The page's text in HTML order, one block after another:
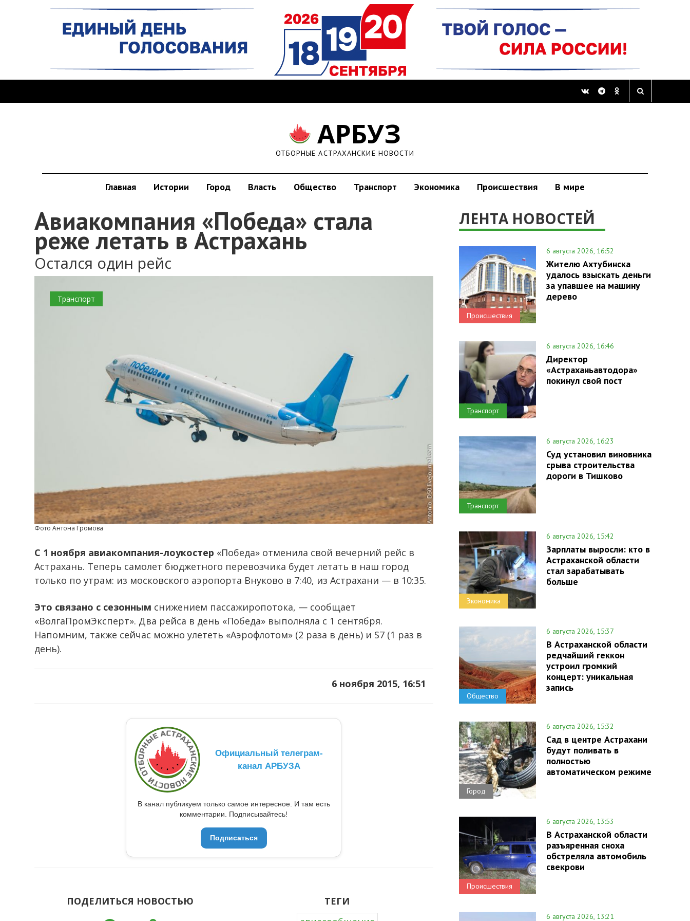
АРБУЗ
ОТБОРНЫЕ АСТРАХАНСКИЕ НОВОСТИ
Главная Истории Город Власть Общество Транспорт Экономика Происшествия В мире
Авиакомпания «Победа» стала
реже летать в Астрахань
Остался один рейс
Транспорт
Фото Антона Громова
С 1 ноября авиакомпания-лоукостер «Победа» отменила свой вечерний рейс в
Астрахань. Теперь самолет бюджетного перевозчика будет летать в наш город
только по утрам: из московского аэропорта Внуково в 7:40, из Астрахани — в 10:35.
Это связано с сезонным снижением пассажиропотока, — сообщает
«ВолгаПромЭксперт». Два рейса в день «Победа» выполняла с 1 сентября.
Напомним, также сейчас можно улететь «Аэрофлотом» (2 раза в день) и S7 (1 раз в
день).
6 ноября 2015, 16:51
Официальный телеграм-
канал АРБУЗА
В канал публикуем только самое интересное. И там есть
комментарии. Подписывайтесь!
Подписаться
ПОДЕЛИТЬСЯ НОВОСТЬЮ
ТЕГИ
ЛЕНТА НОВОСТЕЙ
Происшествия
6 августа 2026, 16:52
Жителю Ахтубинска
удалось взыскать деньги
за упавшее на машину
дерево
Транспорт
6 августа 2026, 16:46
Директор
«Астраханьавтодора»
покинул свой пост
Транспорт
6 августа 2026, 16:23
Суд установил виновника
срыва строительства
дороги в Тишково
Экономика
6 августа 2026, 15:42
Зарплаты выросли: кто в
Астраханской области
стал зарабатывать
больше
Общество
6 августа 2026, 15:37
В Астраханской области
редчайший геккон
устроил громкий
концерт: уникальная
запись
Город
6 августа 2026, 15:32
Сад в центре Астрахани
будут поливать в
полностью
автоматическом режиме
Происшествия
6 августа 2026, 13:53
В Астраханской области
разъяренная сноха
обстреляла автомобиль
свекрови
6 августа 2026, 13:21